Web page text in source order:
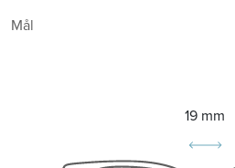
Mål
19 mm